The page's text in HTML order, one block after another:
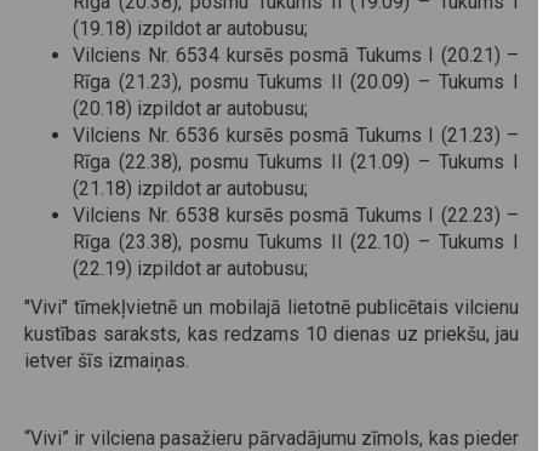
(19.18) izpildot ar autobusu;
Vilciens Nr. 6534 kursēs posmā Tukums I (20.21) –
Rīga (21.23), posmu Tukums II (20.09) – Tukums I
(20.18) izpildot ar autobusu;
Vilciens Nr. 6536 kursēs posmā Tukums I (21.23) –
Rīga (22.38), posmu Tukums II (21.09) – Tukums I
(21.18) izpildot ar autobusu;
Vilciens Nr. 6538 kursēs posmā Tukums I (22.23) –
Rīga (23.38), posmu Tukums II (22.10) – Tukums I
(22.19) izpildot ar autobusu;
''Vivi" tīmekļvietnē un mobilajā lietotnē publicētais vilcienu
kustības saraksts, kas redzams 10 dienas uz priekšu, jau
ietver šīs izmaiņas.
“Vivi” ir vilciena pasažieru pārvadājumu zīmols, kas pieder